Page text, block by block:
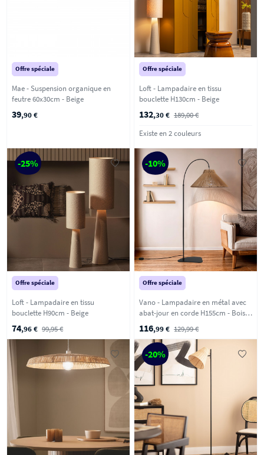
Offre spéciale
Mae - Suspension organique en
feutre 60x30cm - Beige
39,90 €
Offre spéciale
Loft - Lampadaire en tissu
bouclette H130cm - Beige
132,30 € 189,00 €
Existe en 2 couleurs
-25%
Offre spéciale
Loft - Lampadaire en tissu
bouclette H90cm - Beige
74,96 € 99,95 €
-10%
Offre spéciale
Vano - Lampadaire en métal avec
abat-jour en corde H155cm - Bois
clair
116,99 € 129,99 €
-20%